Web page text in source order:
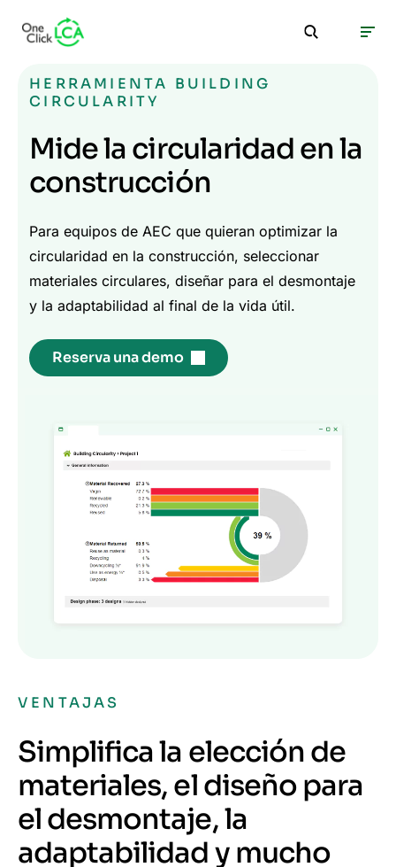
HERRAMIENTA BUILDING
CIRCULARITY
Mide la circularidad en la
construcción
Para equipos de AEC que quieran optimizar la
circularidad en la construcción, seleccionar
materiales circulares, diseñar para el desmontaje
y la adaptabilidad al final de la vida útil.
Reserva una demo
VENTAJAS
Simplifica la elección de
materiales, el diseño para
el desmontaje, la
adaptabilidad y mucho